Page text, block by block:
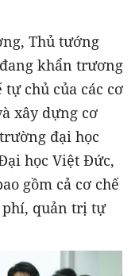
Thủ tướng
khẩn trương
chủ của các cơ
xây dựng cơ
đại học
học Việt Đức,
gồm cả cơ chế
phí, quản trị tự